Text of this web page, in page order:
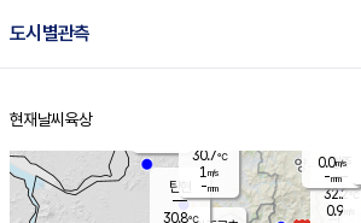
도시별관측
홈
현재날씨 육상
양주
32.2℃
0.9
탄현
30.8℃
0.0m/s
-mm
30.7℃
1 m/s
-mm